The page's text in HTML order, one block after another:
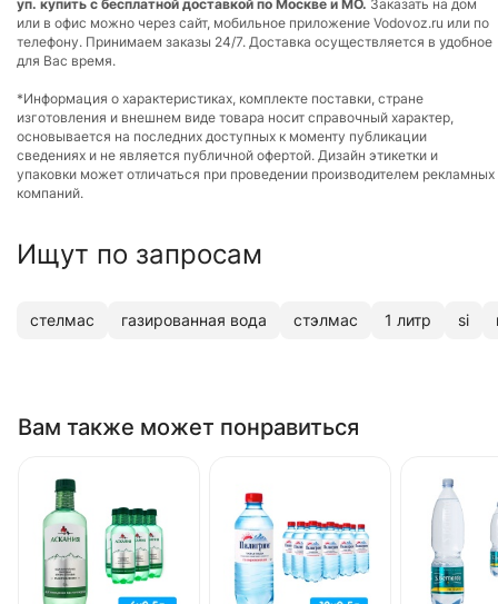
уп. купить с бесплатной доставкой по Москве и МО. Заказать на дом
или в офис можно через сайт, мобильное приложение Vodovoz.ru или по
телефону. Принимаем заказы 24/7. Доставка осуществляется в удобное
для Вас время.
*Информация о характеристиках, комплекте поставки, стране
изготовления и внешнем виде товара носит справочный характер,
основывается на последних доступных к моменту публикации
сведениях и не является публичной офертой. Дизайн этикетки и
упаковки может отличаться при проведении производителем рекламных
компаний.
Ищут по запросам
стелмас газированная вода стэлмас 1 литр si
Вам также может понравиться